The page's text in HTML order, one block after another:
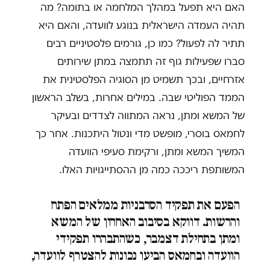
האם היא תפעל במהלך המלחמה או בתומה? מה
תהיה העמדה הישראלית בנוגע לוועדה, והאם היא
תתיר לה לפעול? כמו כן, גורמים פלסטיניים רבים
סברו שפעילות גוף זה תתמצה במתן שירותים
אזרחיים, ובכך תשמיט מן הסוגיה הפלסטינית את
הממד הפוליטי שבה. במילים אחרות, בשלב הראשון
של המשא ומתן, נראה המתווה לצדדים ובעיקר
לחמאס בוסרי, מופשט מדי ונטול היתכנות. אחר כך
המשיך המשא ומתן, ורקימת סעיפי הוועדה
המשותפת ריככה כמה מן ההסתייגויות האלו.
הפעם את תפקיד הסרבניות ממלאים הפתח
והרשות. דווקא בסיבוב האחרון של המשא
ומתן בתחילת דצמבר, כשהתבהרו תפקידי
הוועדה ובחמאס הביעו נכונות להצטרף לוועדה,